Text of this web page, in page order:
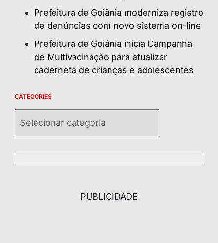
Prefeitura de Goiânia moderniza registro
de denúncias com novo sistema on-line
Prefeitura de Goiânia inicia Campanha
de Multivacinação para atualizar
caderneta de crianças e adolescentes
CATEGORIES
PUBLICIDADE